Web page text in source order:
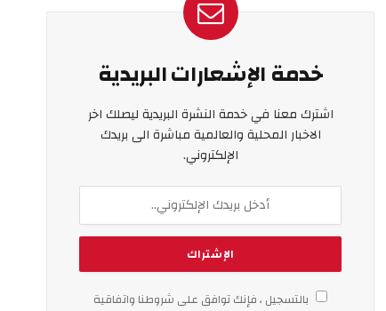
خدمة الإشعارات البريدية
اشترك معنا في خدمة النشرة البريدية ليصلك اخر
الاخبار المحلية والعالمية مباشرة الى بريدك
الإلكتروني.
بالتسجيل ، فإنك توافق على شروطنا واتفاقية